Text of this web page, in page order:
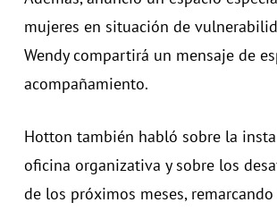
mujeres en situación de
Wendy compartirá un mensaje de
acompañamiento.
Hotton también habló sobre la
oficina organizativa y sobre los
de los próximos meses,